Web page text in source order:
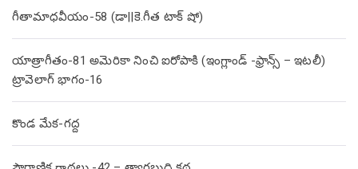
గీతామాధవీయం-58 (డా||కె.గీత టాక్ షో)
యాత్రాగీతం-81 అమెరికా నించి ఐరోపాకి (ఇంగ్లాండ్ -ఫ్రాన్స్ – ఇటలీ)
ట్రావెలాగ్ భాగం-16
కొండ మేక-గద్ద